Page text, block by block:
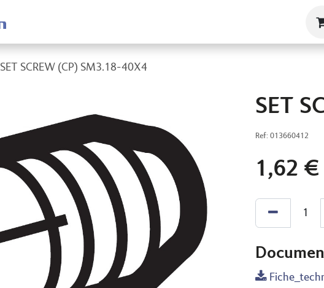
SET SCREW (CP) SM3.18-40X4
SET
Ref: 013660412
1,62 €